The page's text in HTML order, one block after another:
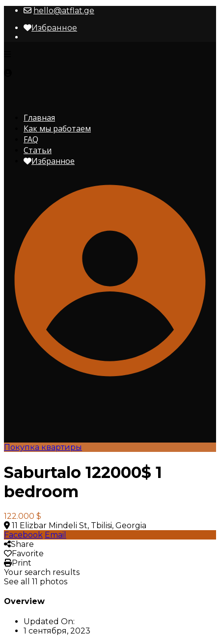
hello@atflat.ge
Избранное
Главная
Как мы работаем
FAQ
Статьи
Избранное
Покупка квартиры
Saburtalo 122000$ 1
bedroom
122.000 $
11 Elizbar Mindeli St, Tbilisi, Georgia
Facebook Email
Share
Favorite
Print
Your search results
See all 11 photos
Overview
Updated On:
1 сентября, 2023